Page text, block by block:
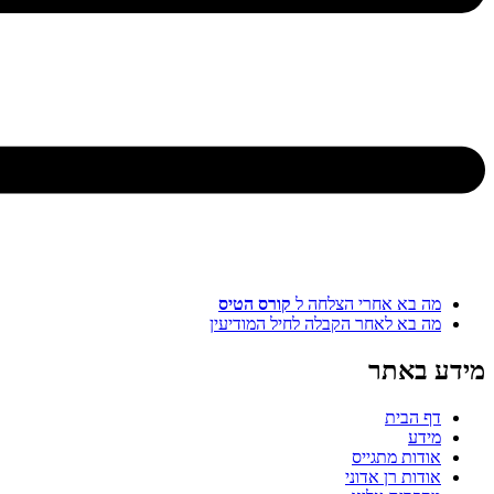
אחרי הצלחה לקורס הטיס
לאחר הקבלה לחיל המודיעין
מתגייס
רן אדוני